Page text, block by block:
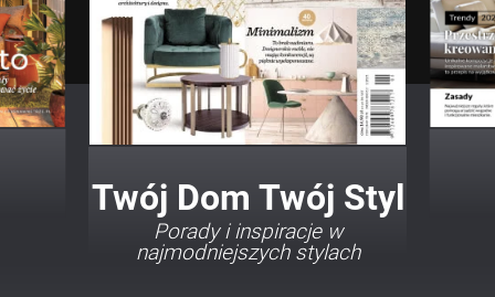
Twój Dom Twój Styl
Porady i inspiracje w
najmodniejszych stylach